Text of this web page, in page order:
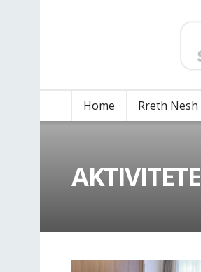
Home Rreth Nesh
AKTIVITETE